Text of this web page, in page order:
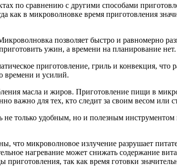
по сравнению с другими способами
в микроволновке время приготовления
позволяет быстро и равномерно
ужин, а времени на планирование нет.
приготовление, гриль и конвекция, что
времени и усилий.
масла и жиров. Приготовление пищи в
важно для тех, кто следит за своим весом или
только удобным, но и полезным
что микроволновое излучение разрушает
нагревание может снижать содержание
так как время готовки